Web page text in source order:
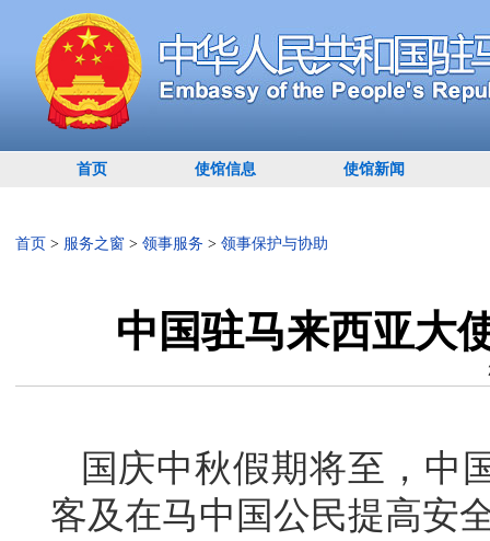
首页 使馆信息 使馆新闻
首页 > 服务之窗> 领事服务 > 领事保护与协助
中国驻马来西亚大
国庆中秋假期将至，中
客及在马中国公民提高安